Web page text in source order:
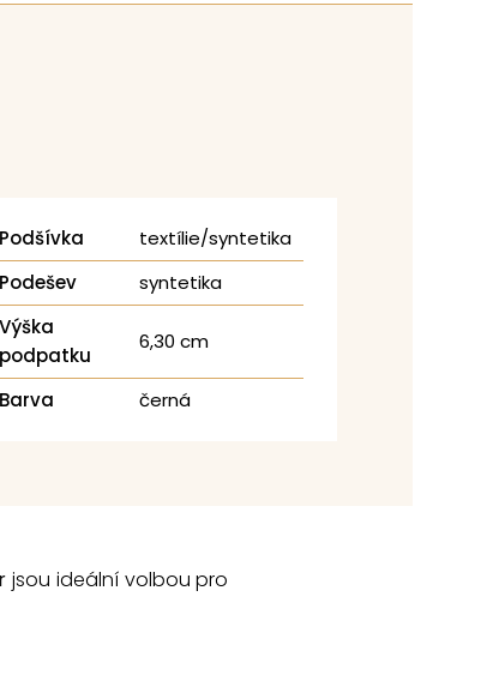
Podšívka
textílie/syntetika
Podešev
syntetika
Výška
podpatku
6,30 cm
Barva černá
jsou ideální volbou pro